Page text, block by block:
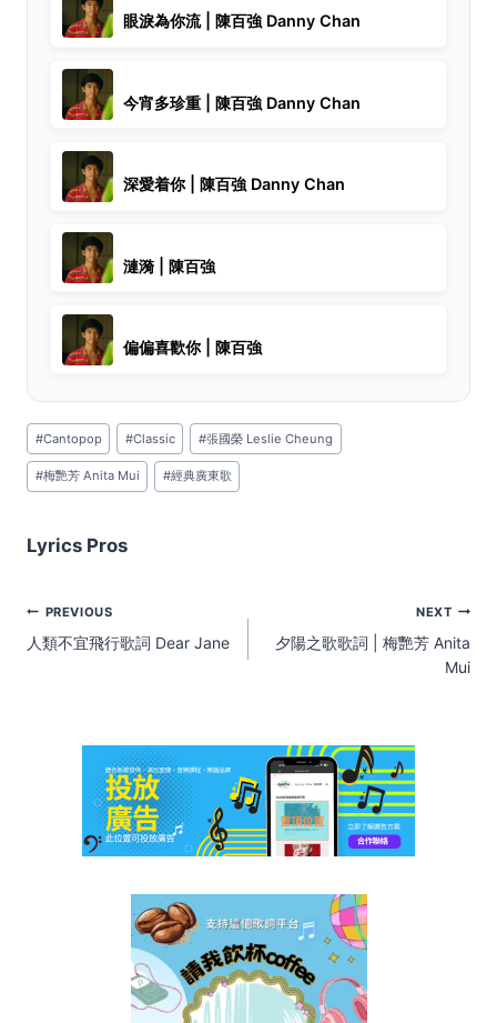
眼淚為你流 | 陳百強 Danny Chan
今宵多珍重 | 陳百強 Danny Chan
深愛着你 | 陳百強 Danny Chan
漣漪 | 陳百強
偏偏喜歡你 | 陳百強
Post
Tags:
#Cantopop #Classic #張國榮 Leslie Cheung
#梅艷芳 Anita Mui #經典廣東歌
Lyrics Pros
Post
navigation
PREVIOUS
人類不宜飛行歌詞 Dear Jane
NEXT
夕陽之歌歌詞 | 梅艷芳 Anita
Mui